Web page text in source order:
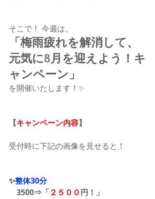
そこで！ 今週は、
「梅雨疲れを解消して、
元気に8月を迎えよう！キ
ャンペーン」
を開催いたします！✨
【キャンペーン内容】
受付時に下記の画像を見せると！
✨整体30分
    3500⇒「
２５００円！」